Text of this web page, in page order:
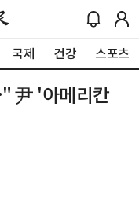
국제 건강 스포츠
尹 '아메리칸